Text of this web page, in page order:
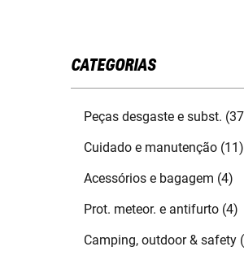
CATEGORIAS
Peças desgaste e subst.
Cuidado e manutenção (11)
Acessórios e bagagem (4)
Prot. meteor. e antifurto (4)
Camping, outdoor & safety